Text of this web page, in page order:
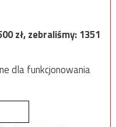
zł, zebraliśmy:1351
dla funkcjonowania